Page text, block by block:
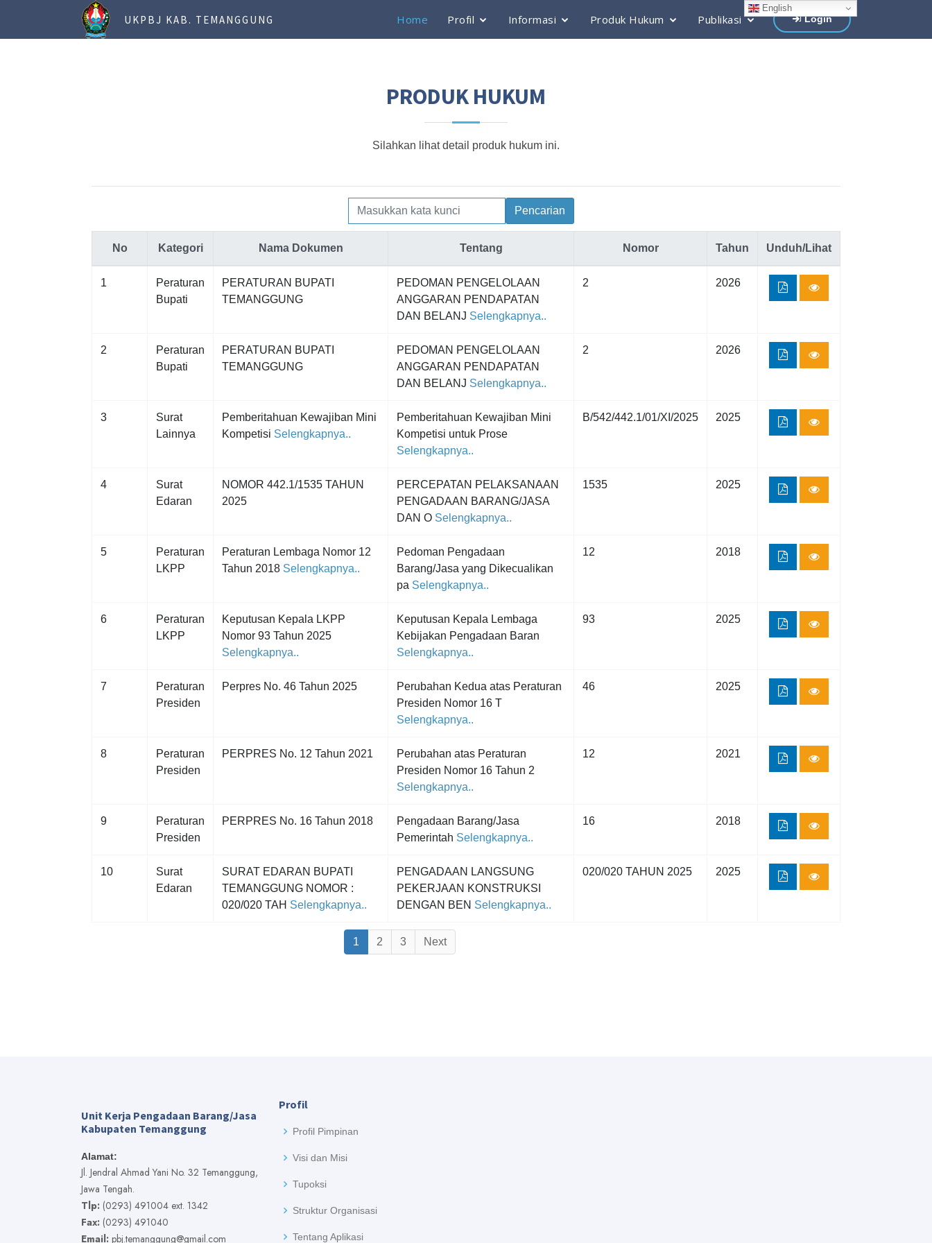
English
UKPBJ KAB. TEMANGGUNG Home Profil Informasi Produk Hukum Publikasi Login
PRODUK HUKUM
Silahkan lihat detail produk hukum ini.
Pencarian
No Kategori Nama Dokumen Tentang Nomor Tahun Unduh/Lihat
1
Peraturan
Bupati
PERATURAN BUPATI
TEMANGGUNG
PEDOMAN PENGELOLAAN
ANGGARAN PENDAPATAN
DAN BELANJ Selengkapnya..
2 2026
2
Peraturan
Bupati
PERATURAN BUPATI
TEMANGGUNG
PEDOMAN PENGELOLAAN
ANGGARAN PENDAPATAN
DAN BELANJ Selengkapnya..
2 2026
3
Surat
Lainnya
Pemberitahuan Kewajiban Mini
Kompetisi Selengkapnya..
Pemberitahuan Kewajiban Mini
Kompetisi untuk Prose
Selengkapnya..
B/542/442.1/01/XI/2025 2025
4
Surat
Edaran
NOMOR 442.1/1535 TAHUN
2025
PERCEPATAN PELAKSANAAN
PENGADAAN BARANG/JASA
DAN O Selengkapnya..
1535 2025
5
Peraturan
LKPP
Peraturan Lembaga Nomor 12
Tahun 2018 Selengkapnya..
Pedoman Pengadaan
Barang/Jasa yang Dikecualikan
pa Selengkapnya..
12 2018
6
Peraturan
LKPP
Keputusan Kepala LKPP
Nomor 93 Tahun 2025
Selengkapnya..
Keputusan Kepala Lembaga
Kebijakan Pengadaan Baran
Selengkapnya..
93 2025
7
Peraturan
Presiden
Perpres No. 46 Tahun 2025
Perubahan Kedua atas Peraturan
Presiden Nomor 16 T
Selengkapnya..
46 2025
8
Peraturan
Presiden
PERPRES No. 12 Tahun 2021
Perubahan atas Peraturan
Presiden Nomor 16 Tahun 2
Selengkapnya..
12 2021
9
Peraturan
Presiden
PERPRES No. 16 Tahun 2018
Pengadaan Barang/Jasa
Pemerintah Selengkapnya..
16 2018
10
Surat
Edaran
SURAT EDARAN BUPATI
TEMANGGUNG NOMOR :
020/020 TAH Selengkapnya..
PENGADAAN LANGSUNG
PEKERJAAN KONSTRUKSI
DENGAN BEN Selengkapnya..
020/020 TAHUN 2025 2025
1 2 3 Next
Unit Kerja Pengadaan Barang/Jasa
Kabupaten Temanggung
Alamat:
Jl. Jendral Ahmad Yani No. 32 Temanggung,
Jawa Tengah.
Tlp: (0293) 491004 ext. 1342
Fax: (0293) 491040
Email: pbj.temanggung@gmail.com
Profil
Profil Pimpinan
Visi dan Misi
Tupoksi
Struktur Organisasi
Tentang Aplikasi